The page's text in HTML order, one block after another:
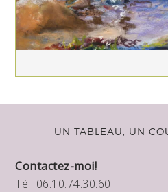
UN TABLEAU, UN
Contactez-moi!
Tél. 06.10.74.30.60